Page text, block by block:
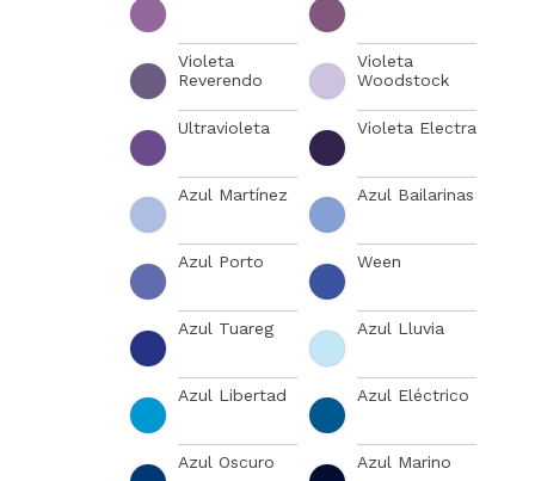
Violeta
Reverendo
Violeta
Woodstock
Ultravioleta Violeta Electra
Azul Martínez Azul Bailarinas
Azul Porto Ween
Azul Tuareg Azul Lluvia
Azul Libertad Azul Eléctrico
Azul Oscuro Azul Marino